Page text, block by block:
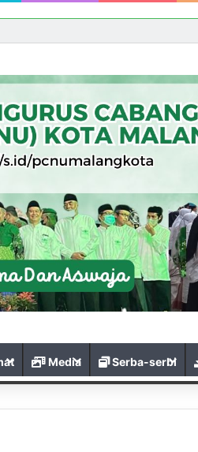
Media Serba-serbi